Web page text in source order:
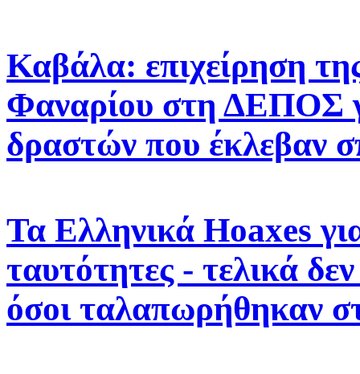
Καβάλα: επιχείρηση
Φαναρίου στη ΔΕΠΟΣ
δραστών που έκλεβαν
Τα Ελληνικά Hoaxes
ταυτότητες - τελικά
όσοι ταλαπωρήθηκαν